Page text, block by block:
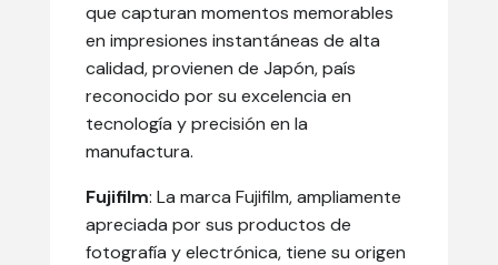
que capturan momentos memorables
en impresiones instantáneas de alta
calidad, provienen de Japón, país
reconocido por su excelencia en
tecnología y precisión en la
manufactura.
Fujifilm: La marca Fujifilm, ampliamente
apreciada por sus productos de
fotografía y electrónica, tiene su origen